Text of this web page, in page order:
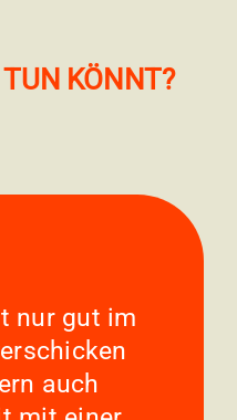
KÖNNT?
nur gut im
auch